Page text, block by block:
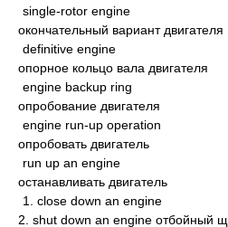
single-rotor engine
окончательный вариант двигателя
definitive engine
опорное кольцо вала двигателя
engine backup ring
опробование двигателя
engine run-up operation
опробовать двигатель
run up an engine
останавливать двигатель
1. close down an engine
2. shut down an engine отбойный